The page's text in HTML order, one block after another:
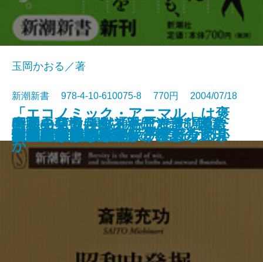
知財戦争
考える短歌―作る手ほどき、読む
技術―
「エコノミック・アニマル」は褒
め言葉だった―誤解と誤訳の近現
代史―
人事異動
さらば歯周病
宮崎アニメの暗号
天職の見つけ方―親子で読む職業
読本―
「ほんもの」のアンティーク家具
牛丼を変えたコメ―北海道「きら
ら397」の挑戦―
タカラジェンヌの太平洋戦争
玉岡かおる／著
新潮新書 978-4-10-610075-8 770円 2004/07/18
新書電子書籍あり
昭和史発掘 開戦通告はなぜ遅れた
か
団塊老人
怪獣の名はなぜガギグゲゴなのか
中東 迷走の百年史
誤読された万葉集
男の引き際
「挫折しない整理」の極意
朝鮮総連
妻に捧げた1778話
世界中の言語を楽しく学ぶ